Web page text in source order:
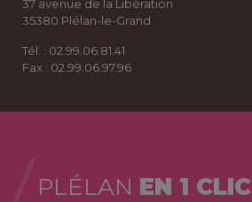
37 avenue de la Libération
35380 Plélan-le-Grand
Tél. : 02.99.06.81.41
Fax : 02.99.06.97.96
PLÉLAN EN 1 CLIC